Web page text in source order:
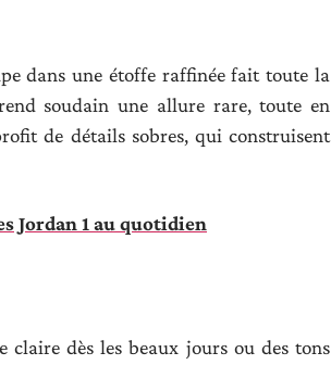
dans une étoffe raffinée fait toute la
soudain une allure rare, toute en
de détails sobres, qui construisent
Jordan 1 au quotidien
claire dès les beaux jours ou des tons